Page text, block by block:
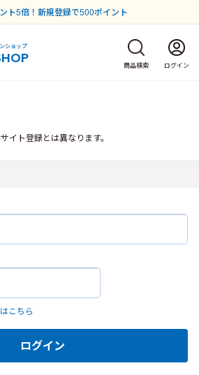
ト5倍！新規登録で500ポイント
ショップ
商品検索 ログイン
イト登録とは異なります。
こちら
ログイン